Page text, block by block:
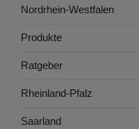
Nordrhein-Westfalen
Produkte
Ratgeber
Rheinland-Pfalz
Saarland